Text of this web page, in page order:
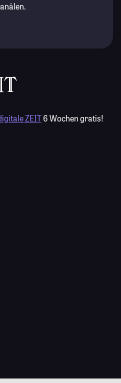
ZEIT6 Wochen gratis!